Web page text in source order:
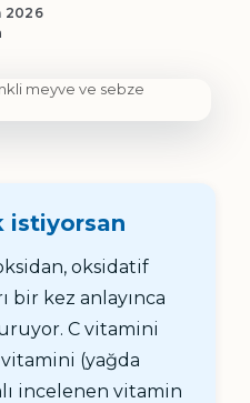
2026
istiyorsan
oksidatif
bir kez anlayınca
C vitamini
(yağda
incelenen vitamin